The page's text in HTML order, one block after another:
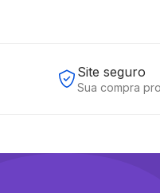
Site seguro
Sua compra